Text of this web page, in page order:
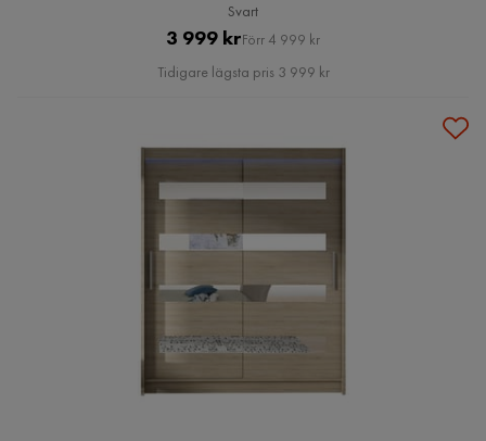
Svart
Pris
3 999 krOriginal
Pris
Förr 4 999 kr
Tidigare lägsta pris 3 999 kr